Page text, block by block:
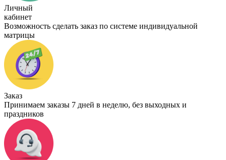
Личный
кабинет
Возможность сделать заказ по системе индивидуальной
матрицы
Заказ
Принимаем заказы 7 дней в неделю, без выходных и
праздников